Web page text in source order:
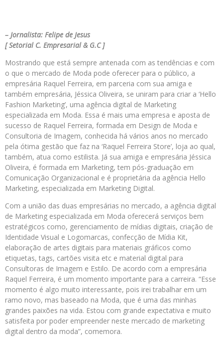
– Jornalista: Felipe de Jesus
[ Setorial C. Empresarial & G.C ]
Mostrando que está sempre antenada com as tendências e com
o que o mercado de Moda pode oferecer para o público, a
empresária Raquel Ferreira, em parceria com sua amiga e
também empresária, Jéssica Oliveira, se uniram para criar a ‘Hello
Fashion Marketing’, uma agência digital de Marketing
especializada em Moda. Essa é mais uma empresa e aposta de
sucesso de Raquel Ferreira, formada em Design de Moda e
Consultoria de Imagem, conhecida há vários anos no mercado
pela ótima gestão que faz na ‘Raquel Ferreira Store’, loja ao qual,
também, atua como estilista. Já sua amiga e empresária Jéssica
Oliveira, é formada em Marketing, tem pós-graduação em
Comunicação Organizacional e é proprietária da agência Hello
Marketing, especializada em Marketing Digital.
Com a união das duas empresárias no mercado, a agência digital
de Marketing especializada em Moda oferecerá serviços bem
estratégicos como, gerenciamento de mídias digitais, criação de
Identidade Visual e Logomarcas, confecção de Mídia Kit,
elaboração de artes digitais para materiais gráficos como
etiquetas, tags, cartões visita etc e material digital para
Consultoras de Imagem e Estilo. De acordo com a empresária
Raquel Ferreira, é um momento importante para a carreira. “Esse
momento é algo muito interessante, pois irei trabalhar em um
ramo novo, mas baseado na Moda, que é uma das minhas
grandes paixões na vida. Estou com grande expectativa e muito
satisfeita por poder empreender neste mercado de marketing
digital dentro da moda”, comemora.